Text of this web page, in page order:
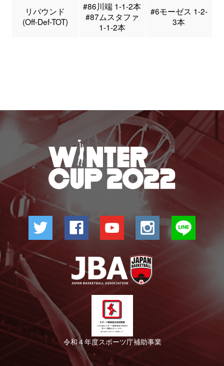
リバウンド
(Off-Def-TOT)
#86川端 1-1-2本
#87ムスタファ
1-1-2本
#6モーゼス 1-2-
3本
令和４年度スポーツ庁補助事業